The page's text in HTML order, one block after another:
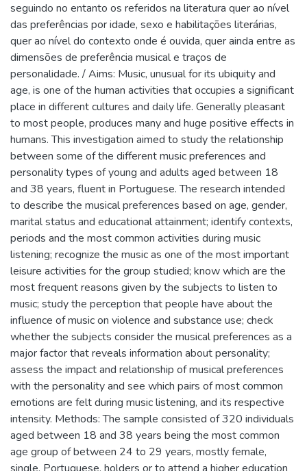
seguindo no entanto os referidos na literatura quer ao nível
das preferências por idade, sexo e habilitações literárias,
quer ao nível do contexto onde é ouvida, quer ainda entre as
dimensões de preferência musical e traços de
personalidade. / Aims: Music, unusual for its ubiquity and
age, is one of the human activities that occupies a significant
place in different cultures and daily life. Generally pleasant
to most people, produces many and huge positive effects in
humans. This investigation aimed to study the relationship
between some of the different music preferences and
personality types of young and adults aged between 18
and 38 years, fluent in Portuguese. The research intended
to describe the musical preferences based on age, gender,
marital status and educational attainment; identify contexts,
periods and the most common activities during music
listening; recognize the music as one of the most important
leisure activities for the group studied; know which are the
most frequent reasons given by the subjects to listen to
music; study the perception that people have about the
influence of music on violence and substance use; check
whether the subjects consider the musical preferences as a
major factor that reveals information about personality;
assess the impact and relationship of musical preferences
with the personality and see which pairs of most common
emotions are felt during music listening, and its respective
intensity. Methods: The sample consisted of 320 individuals
aged between 18 and 38 years being the most common
age group of between 24 to 29 years, mostly female,